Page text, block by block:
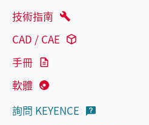
技術指南
CAD / CAE
手冊
軟體
詢問 KEYENCE